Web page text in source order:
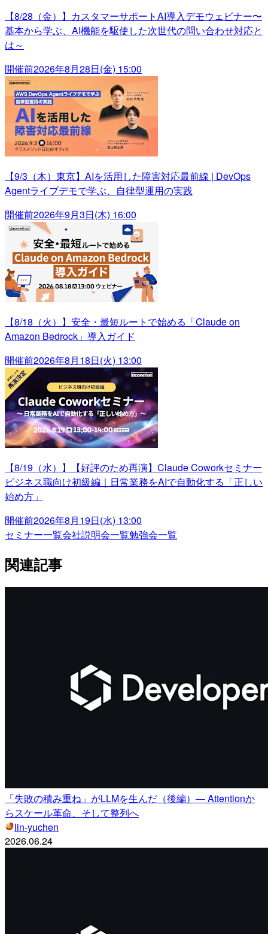
【8/28（金）】カスタマーサポートAI導入デモウェビナー〜
基本から学ぶ、AI機能を駆使した次世代の問い合わせ対応と
は～
開催前2026年8月28日(金) 15:00
【9/3（木）東京】AIを活用した障害対応最前線 | DevOps
Agentライブデモで学ぶ、自律型運用の実践
開催前2026年9月3日(木) 16:00
【8/18（火）】安全・最短ルートで始める「Claude on
Amazon Bedrock」導入ガイド
開催前2026年8月18日(火) 13:00
【8/19（水）】【好評のため再演】Claude Coworkセミナー
ビジネス職向け初級編｜日常業務をAIで自動化する「正しい
始め方」
開催前2026年8月19日(水) 13:00
セミナー一覧会社説明会一覧勉強会一覧
関連記事
「失敗の積み重ね」がLLMを生んだ（後編）— Attentionか
らスケール革命、そして整列へ
lin-yuchen
2026.06.24